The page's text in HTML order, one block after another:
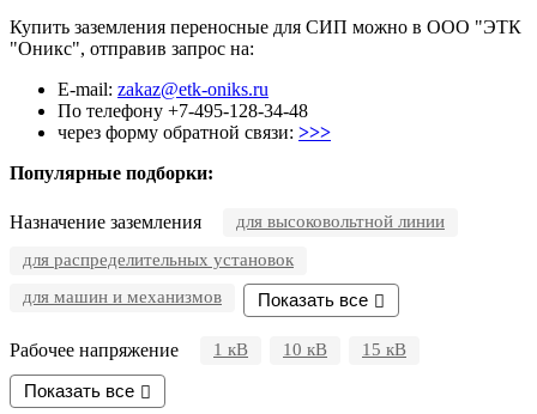
Купить заземления переносные для СИП можно в ООО "ЭТК
"Оникс", отправив запрос на:
E-mail: zakaz@etk-oniks.ru
По телефону +7-495-128-34-48
через форму обратной связи: >>>
Популярные подборки:
Назначение заземления
для высоковольтной линии
для распределительных установок
для машин и механизмов
Показать все
Рабочее напряжение 1 кВ 10 кВ 15 кВ
Показать все